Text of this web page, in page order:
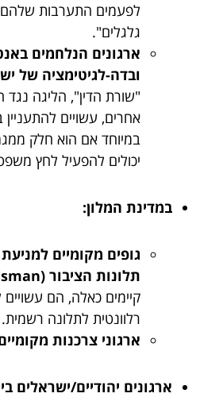
לפעמים התערבות שלהם
גלגלים".
ארגונים הנלחמים
ובדה-לגיטימציה של
אחרים, עשויים
במיוחד אם הוא חלק
יכולים להפעיל לחץ
במדינת המלון:
גופים מקומיים
תלונות הציבור (Ombudsman):
קיימים כאלה, הם עשויים
רלוונטית לתלונה רשמית.
ארגוני צרכנות
ארגונים יהודיים/ישראלים